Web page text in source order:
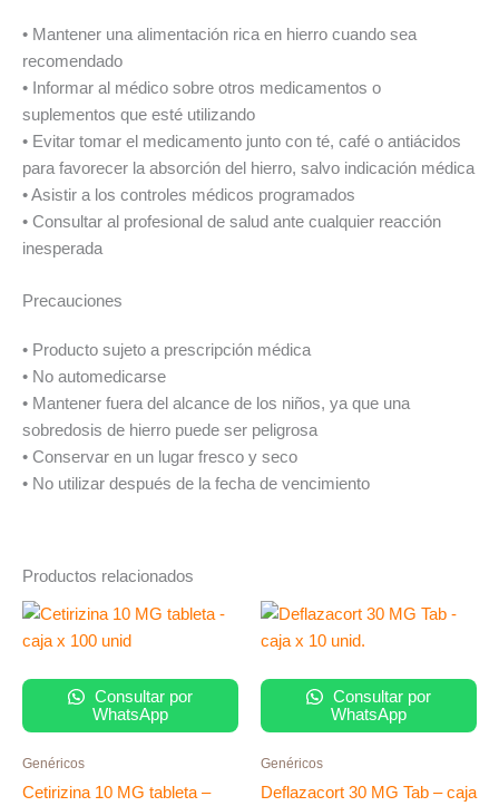
• Mantener una alimentación rica en hierro cuando sea
recomendado
• Informar al médico sobre otros medicamentos o
suplementos que esté utilizando
• Evitar tomar el medicamento junto con té, café o antiácidos
para favorecer la absorción del hierro, salvo indicación médica
• Asistir a los controles médicos programados
• Consultar al profesional de salud ante cualquier reacción
inesperada
Precauciones
• Producto sujeto a prescripción médica
• No automedicarse
• Mantener fuera del alcance de los niños, ya que una
sobredosis de hierro puede ser peligrosa
• Conservar en un lugar fresco y seco
• No utilizar después de la fecha de vencimiento
Productos relacionados
Consultar por
WhatsApp
Genéricos
Cetirizina 10 MG tableta –
Consultar por
WhatsApp
Genéricos
Deflazacort 30 MG Tab – caja